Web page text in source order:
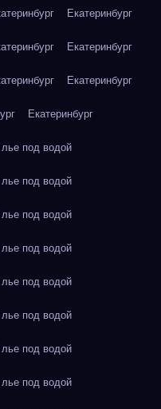
Екатеринбург
Екатеринбург
Екатеринбург
Екатеринбург
под водой
под водой
под водой
под водой
под водой
под водой
под водой
под водой